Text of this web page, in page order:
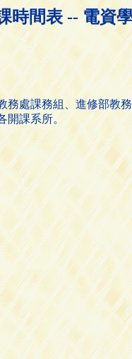
時間表 -- 電資
務處課務組、進修部教
開課系所。